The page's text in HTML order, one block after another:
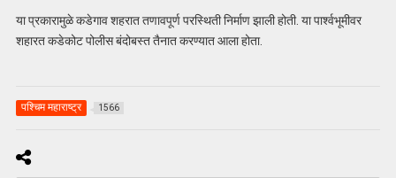
या प्रकारामुळे कडेगाव शहरात तणावपूर्ण परस्थिती निर्माण झाली होती. या पार्श्वभूमीवर
शहारत कडेकोट पोलीस बंदोबस्त तैनात करण्यात आला होता.
पश्चिम महाराष्ट्र 1566